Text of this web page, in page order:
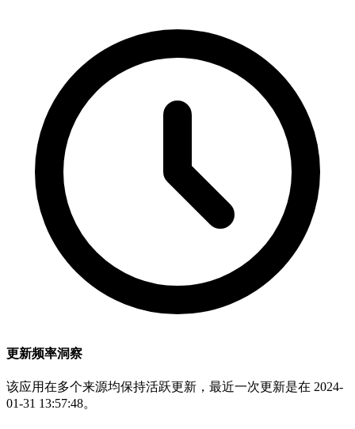
更新频率洞察
该应用在多个来源均保持活跃更新，最近一次更新是在 2024-
01-31 13:57:48。